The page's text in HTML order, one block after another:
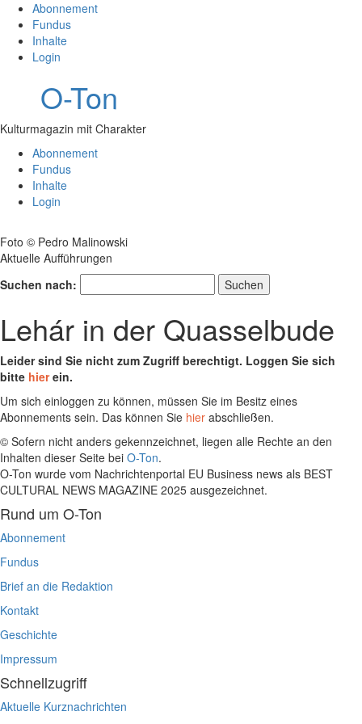
Abonnement
Fundus
Inhalte
Login
O-Ton
Kulturmagazin mit Charakter
Abonnement
Fundus
Inhalte
Login
Foto © Pedro Malinowski
Aktuelle Aufführungen
Suchen nach:
Lehár in der Quasselbude
Leider sind Sie nicht zum Zugriff berechtigt. Loggen Sie sich
bitte hierein.
Um sich einloggen zu können, müssen Sie im Besitz eines
Abonnements sein. Das können Sie hier abschließen.
© Sofern nicht anders gekennzeichnet, liegen alle Rechte an den
Inhalten dieser Seite bei O-Ton.
O-Ton wurde vom Nachrichtenportal EU Business news als BEST
CULTURAL NEWS MAGAZINE 2025 ausgezeichnet.
Rund um O-Ton
Abonnement
Fundus
Brief an die Redaktion
Kontakt
Geschichte
Impressum
Schnellzugriff
Aktuelle Kurznachrichten